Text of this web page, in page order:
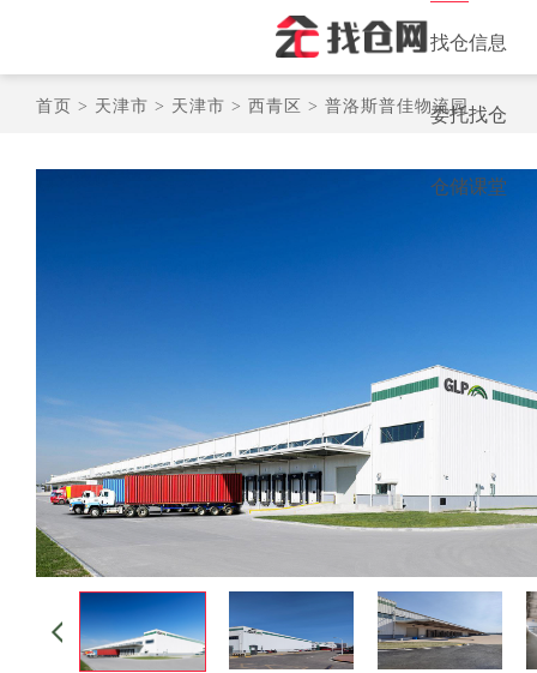
找仓信息
委托找仓
仓储课堂
首页 > 天津市 > 天津市 > 西青区 > 普洛斯普佳物流园